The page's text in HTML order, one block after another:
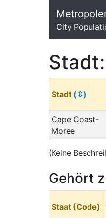
City
Stadt (⇳)
Cape Coast-
Moree
(Keine
Gehört
Staat (Code)